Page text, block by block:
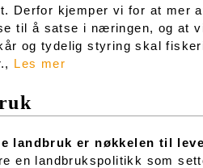
Derfor kjemper vi for at mer
til å satse i næringen, og at
og tydelig styring skal
Les mer
landbruk er nøkkelen til
en landbrukspolitikk som